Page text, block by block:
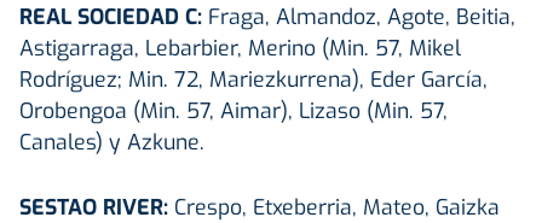
REAL SOCIEDAD C: Fraga, Almandoz, Agote, Beitia,
Astigarraga, Lebarbier, Merino (Min. 57, Mikel
Rodríguez; Min. 72, Mariezkurrena), Eder García,
Orobengoa (Min. 57, Aimar), Lizaso (Min. 57,
Canales) y Azkune.
SESTAO RIVER: Crespo, Etxeberria, Mateo, Gaizka